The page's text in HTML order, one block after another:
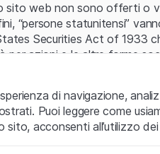
sito web non sono offerti o
“persone statunitensi”
Securities Act of 1933
per azioni e le altre forme
si dichiara di aver
le condizioni di utilizzo ivi
l’utente è tenuto ad
di navigazione,
Puoi leggere come
sito, acconsenti all’utilizzo